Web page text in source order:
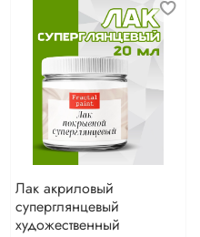
Лак акриловый
суперглянцевый
художественный